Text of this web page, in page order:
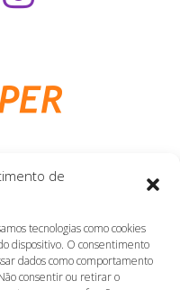
de
tecnologias como cookies
dispositivo. O consentimento
dados como comportamento
consentir ou retirar o
Novo Conceito